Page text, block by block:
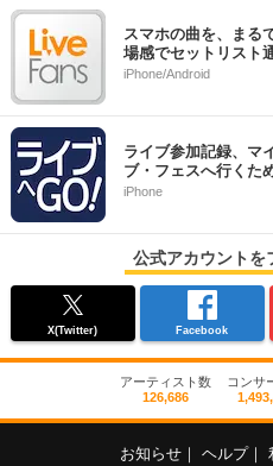
スマホの曲を、まる
場感でセットリスト
iPhone/Android
ライブ参加記録、マ
ブ・フェスへ行くた
iPhone
公式アカウントを
X(Twitter) Facebook
アーティスト数
126,686
コンサ
お知らせ ヘルプ